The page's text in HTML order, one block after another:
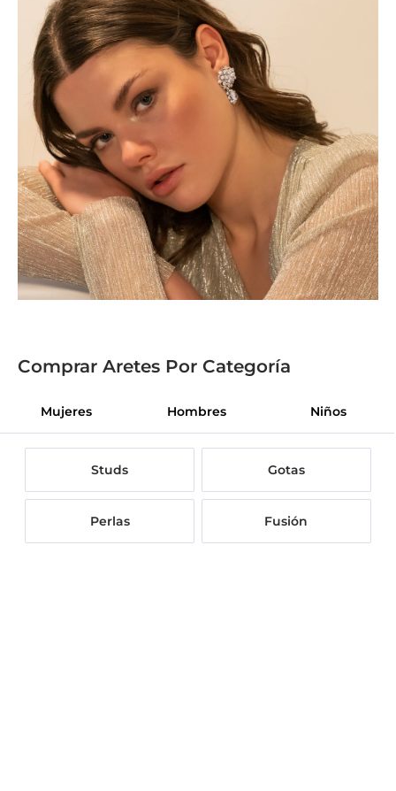
Comprar Aretes Por Categoría
Mujeres Hombres Niños
Studs Gotas
Perlas Fusión